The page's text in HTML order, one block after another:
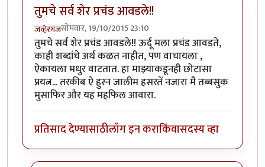
तुमचे सर्व शेर प्रचंड आवडले!!
जव्हेरगंजसोमवार, 19/10/2015 23:10
तुमचे सर्व शेर प्रचंड आवडले!! ऊर्दू मला प्रचंड आवडते,
काही शब्दांचे अर्थ कळत नाहीत, पण वाचायला ,
ऐकायला मधुर वाटतात. हा माझ्याकडूनही छोटासा
प्रयत्न... तरकीब ऐ हुस्न जालीम हसरतें नजारा मै तब्बसुक
मुसाफिर और यह महफिल आवारा.
प्रतिसाद देण्यासाठीलॉग इन कराकिंवासदस्य व्हा